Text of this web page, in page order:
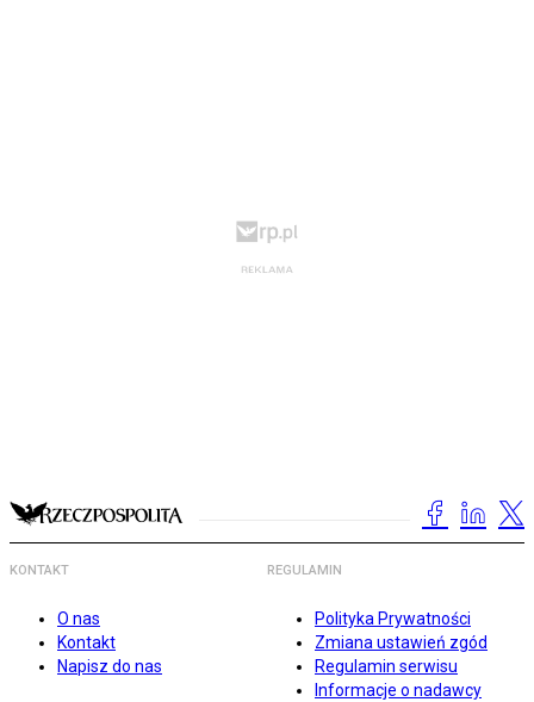
KONTAKT
O nas
Kontakt
Napisz do nas
REGULAMIN
Polityka Prywatności
Zmiana ustawień zgód
Regulamin serwisu
Informacje o nadawcy